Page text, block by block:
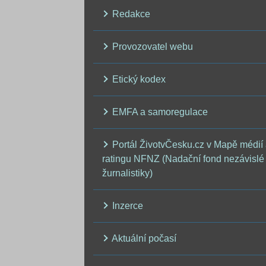
Redakce
Provozovatel webu
Etický kodex
EMFA a samoregulace
Portál ŽivotvČesku.cz v Mapě médií
ratingu NFNZ (Nadační fond nezávislé
žurnalistiky)
Inzerce
Aktuální počasí